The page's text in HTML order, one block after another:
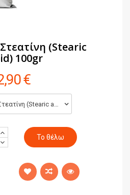
(Stearic
100gr
€
Στεαρίνη - Στεατίνη (Stearic acid) 100gr (2,90 €)